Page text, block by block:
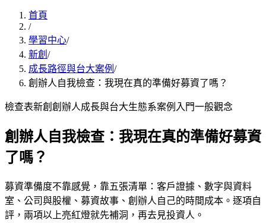
首頁
/
學習中心/
新創 /
成長路徑與台大案例 /
創辦人自我檢查：我現在真的準備好募資了嗎？
檢查表新創創辦人成長與台大生態系案例 入門一般觀念
創辦人自我檢查：我現在真的準備好募資
了嗎？
募資準備度不靠感覺，靠五張清單：客戶證據、數字與資料
室、公司與股權、募資故事、創辦人自己的時間成本。逐項自
評，兩項以上亮紅燈就先補洞，再去見投資人。